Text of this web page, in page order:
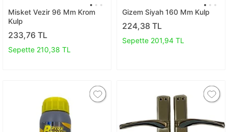
Misket Vezir 96 Mm Krom
Kulp
233,76 TL
Sepette 210,38 TL
Gizem Siyah 160 Mm Kulp
224,38 TL
Sepette 201,94 TL